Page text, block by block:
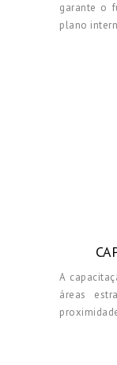
garante o
plano
A
áreas